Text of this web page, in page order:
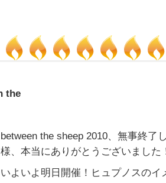
between the sheep 2010、無事終了
様、本当にありがとうございました
いよいよ明日開催！ヒュプノスのイ